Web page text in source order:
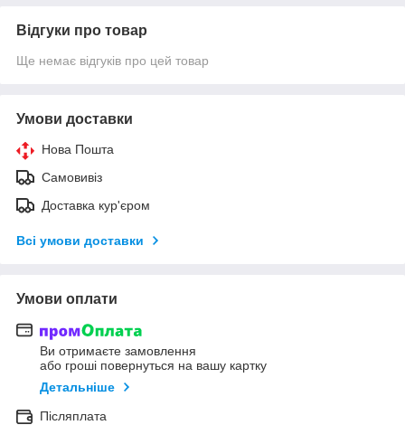
Відгуки про товар
Ще немає відгуків про цей товар
Умови доставки
Нова Пошта
Самовивіз
Доставка кур'єром
Всі умови доставки
Умови оплати
Ви отримаєте замовлення
або гроші повернуться на вашу картку
Детальніше
Післяплата